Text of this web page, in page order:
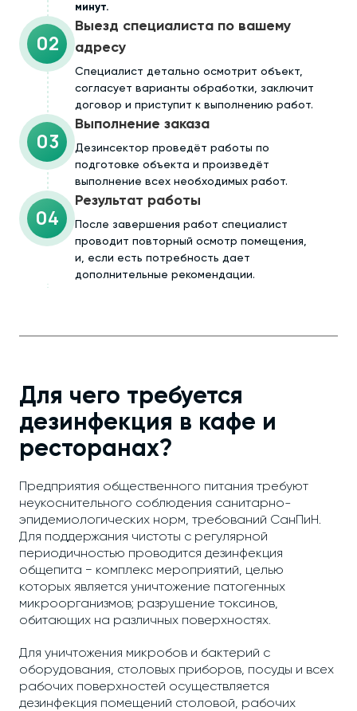
минут.
02
Выезд специалиста по вашему
адресу
Cпециалист детально осмотрит объект,
согласует варианты обработки, заключит
договор и приступит к выполнению работ.
03
Выполнение заказа
Дезинсектор проведёт работы по
подготовке объекта и произведёт
выполнение всех необходимых работ.
04
Результат работы
После завершения работ специалист
проводит повторный осмотр помещения,
и, если есть потребность дает
дополнительные рекомендации.
Для чего требуется
дезинфекция в кафе и
ресторанах?
Предприятия общественного питания требуют
неукоснительного соблюдения санитарно-
эпидемиологических норм, требований СанПиН.
Для поддержания чистоты с регулярной
периодичностью проводится дезинфекция
общепита − комплекс мероприятий, целью
которых является уничтожение патогенных
микроорганизмов; разрушение токсинов,
обитающих на различных поверхностях.
Для уничтожения микробов и бактерий с
оборудования, столовых приборов, посуды и всех
рабочих поверхностей осуществляется
дезинфекция помещений столовой, рабочих